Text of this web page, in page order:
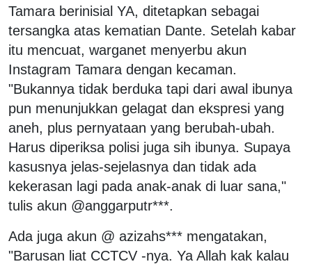
Tamara berinisial YA, ditetapkan sebagai
tersangka atas kematian Dante. Setelah kabar
itu mencuat, warganet menyerbu akun
Instagram Tamara dengan kecaman.
"Bukannya tidak berduka tapi dari awal ibunya
pun menunjukkan gelagat dan ekspresi yang
aneh, plus pernyataan yang berubah-ubah.
Harus diperiksa polisi juga sih ibunya. Supaya
kasusnya jelas-sejelasnya dan tidak ada
kekerasan lagi pada anak-anak di luar sana,"
tulis akun @anggarputr***.
Ada juga akun @ azizahs*** mengatakan,
"Barusan liat CCTCV -nya. Ya Allah kak kalau